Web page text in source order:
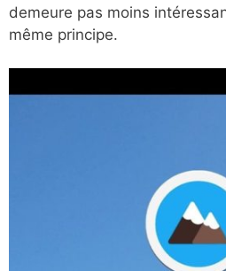
demeure pas moins
même principe.